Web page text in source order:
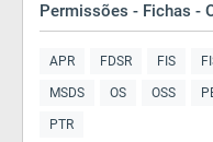
Permissões - Fichas -
APR FDSR FIS
MSDS OS OSS
PTR